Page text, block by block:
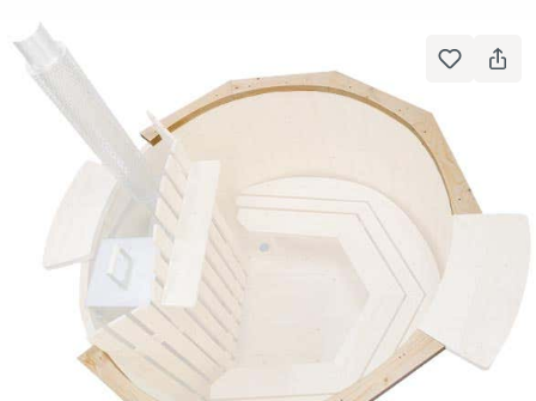
Bildergalerie überspringen